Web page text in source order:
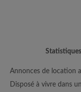
Annonces de location
Disposé à vivre dans